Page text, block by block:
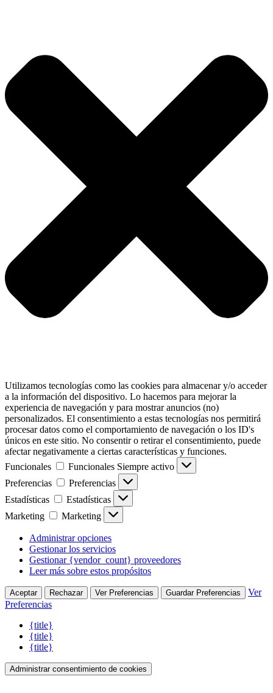
Utilizamos tecnologías como las cookies para almacenar y/o acceder
a la información del dispositivo. Lo hacemos para mejorar la
experiencia de navegación y para mostrar anuncios (no)
personalizados. El consentimiento a estas tecnologías nos permitirá
procesar datos como el comportamiento de navegación o los ID's
únicos en este sitio. No consentir o retirar el consentimiento, puede
afectar negativamente a ciertas características y funciones.
Funcionales
Funcionales Siempre activo
Preferencias
Preferencias
Estadísticas
Estadísticas
Marketing
Marketing
Administrar opciones
Gestionar los servicios
Gestionar {vendor_count} proveedores
Leer más sobre estos propósitos
Aceptar Rechazar Ver Preferencias Guardar Preferencias
Ver
Preferencias
{title}
{title}
{title}
Administrar consentimiento de cookies